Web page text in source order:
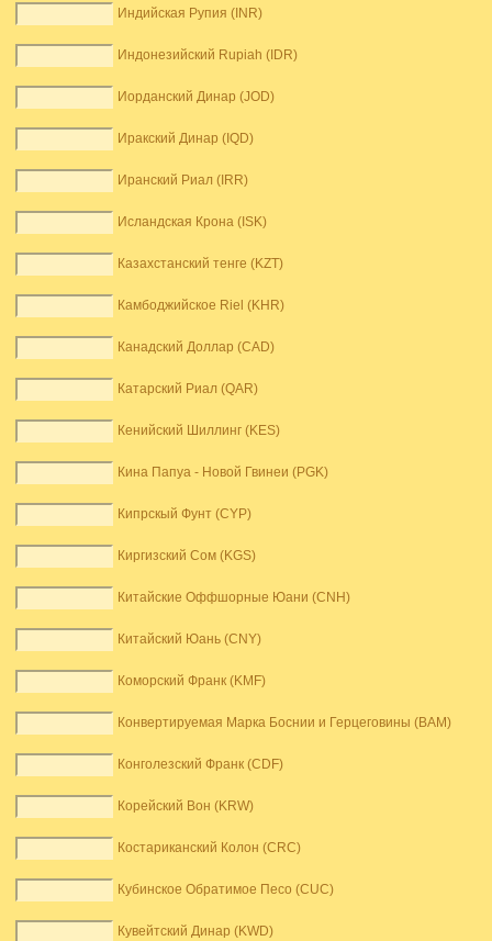
Индийская Рупия (INR)
Индонезийский Rupiah (IDR)
Иорданский Динар (JOD)
Иракский Динар (IQD)
Иранский Риал (IRR)
Исландская Крона (ISK)
Казахстанский тенге (KZT)
Камбоджийское Riel (KHR)
Канадский Доллар (CAD)
Катарский Риал (QAR)
Кенийский Шиллинг (KES)
Кина Папуа - Новой Гвинеи (PGK)
Кипрскый Фунт (CYP)
Киргизский Сом (KGS)
Китайские Оффшорные Юани (CNH)
Китайский Юань (CNY)
Коморский Франк (KMF)
Конвертируемая Марка Боснии и Герцеговины (BAM)
Конголезский Франк (CDF)
Корейский Вон (KRW)
Костариканский Колон (CRC)
Кубинское Обратимое Песо (CUC)
Кувейтский Динар (KWD)